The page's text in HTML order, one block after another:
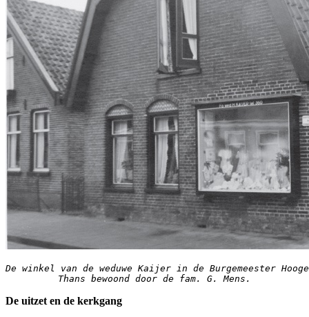
De winkel van de weduwe Kaijer in de Burgemeester
Thans bewoond door de fam. G. Mens.
De uitzet en de kerkgang